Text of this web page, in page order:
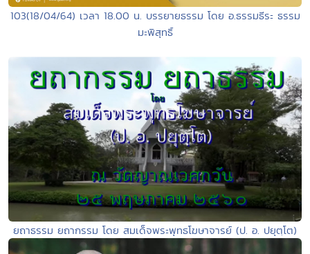
103(18/04/64) เวลา 18.00 น. บรรยายธรรม โดย อ.ธรรมธีระ ธรรม
มะพิสุทธิ์
ยถาธรรม ยถากรรม โดย สมเด็จพระพุทธโฆษาจารย์ (ป. อ. ปยุตฺโต)